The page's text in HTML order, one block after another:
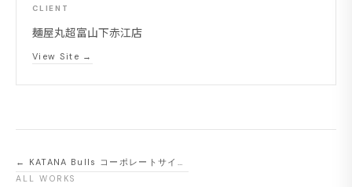
CLIENT
麺屋丸超富山下赤江店
View Site →
← KATANA Bulls コーポレートサイト制作
ALL WORKS